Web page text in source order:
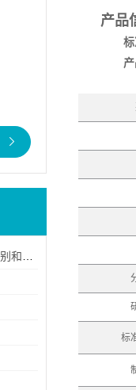
产品
标